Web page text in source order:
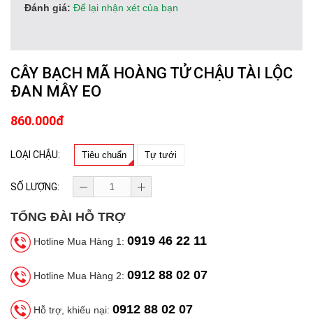
Đánh giá: Để lại nhận xét của bạn
CÂY BẠCH MÃ HOÀNG TỬ CHẬU TÀI LỘC
ĐAN MÂY EO
860.000đ
LOẠI CHẬU: Tiêu chuẩn Tự tưới
SỐ LƯỢNG:
TỔNG ĐÀI HỖ TRỢ
Hotline Mua Hàng 1: 0919 46 22 11
Hotline Mua Hàng 2: 0912 88 02 07
Hỗ trợ, khiếu nại: 0912 88 02 07